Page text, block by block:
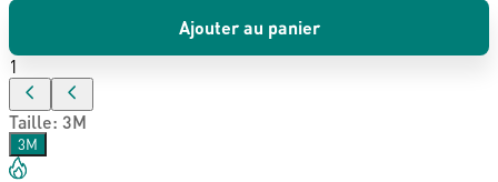
Ajouter au panier
1
Taille: 3M
3M